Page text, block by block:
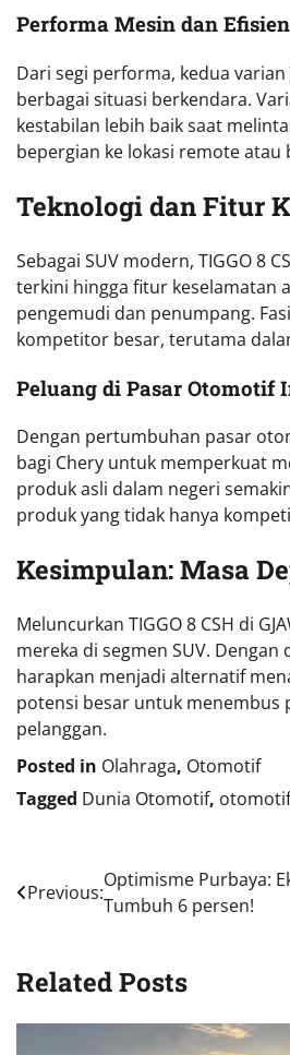
Performa Mesin dan
Dari segi performa, kedua
berbagai situasi berkendara.
kestabilan lebih baik saat
bepergian ke lokasi remote
Teknologi dan Fitur
Sebagai SUV modern, TIGGO 8
terkini hingga fitur keselamatan
pengemudi dan penumpang.
kompetitor besar, terutama
Peluang di Pasar Otomotif
Dengan pertumbuhan pasar
bagi Chery untuk memperkuat
produk asli dalam negeri
produk yang tidak hanya
Kesimpulan: Masa
Meluncurkan TIGGO 8 CSH di
mereka di segmen SUV. Dengan
harapkan menjadi alternatif
potensi besar untuk menembus
pelanggan.
Posted in Olahraga, Otomotif
Tagged Dunia Otomotif, otomotif
Navigasi
Previous:
Optimisme Purbaya:
Tumbuh 6 persen!
Related Posts